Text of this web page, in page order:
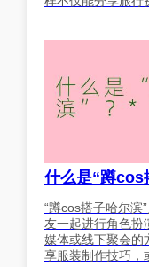
什么是“蹲cos
“蹲cos搭子哈尔滨
友一起进行角色扮
媒体或线下聚会的
享服装制作技巧，